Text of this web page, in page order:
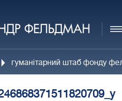
гуманітарний штаб фонду